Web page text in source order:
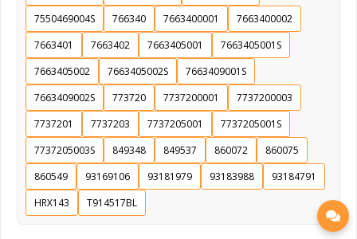
7550469004S
766340 7663400001
7663400002
7663401
7663402 7663405001
7663405001S
7663405002
7663405002S
7663409001S
7663409002S
773720 7737200001
7737200003
7737201
7737203 7737205001
7737205001S
7737205003S
849348 849537 860072
860075
860549
93169106 93181979 93183988
93184791
HRX143
T914517BL